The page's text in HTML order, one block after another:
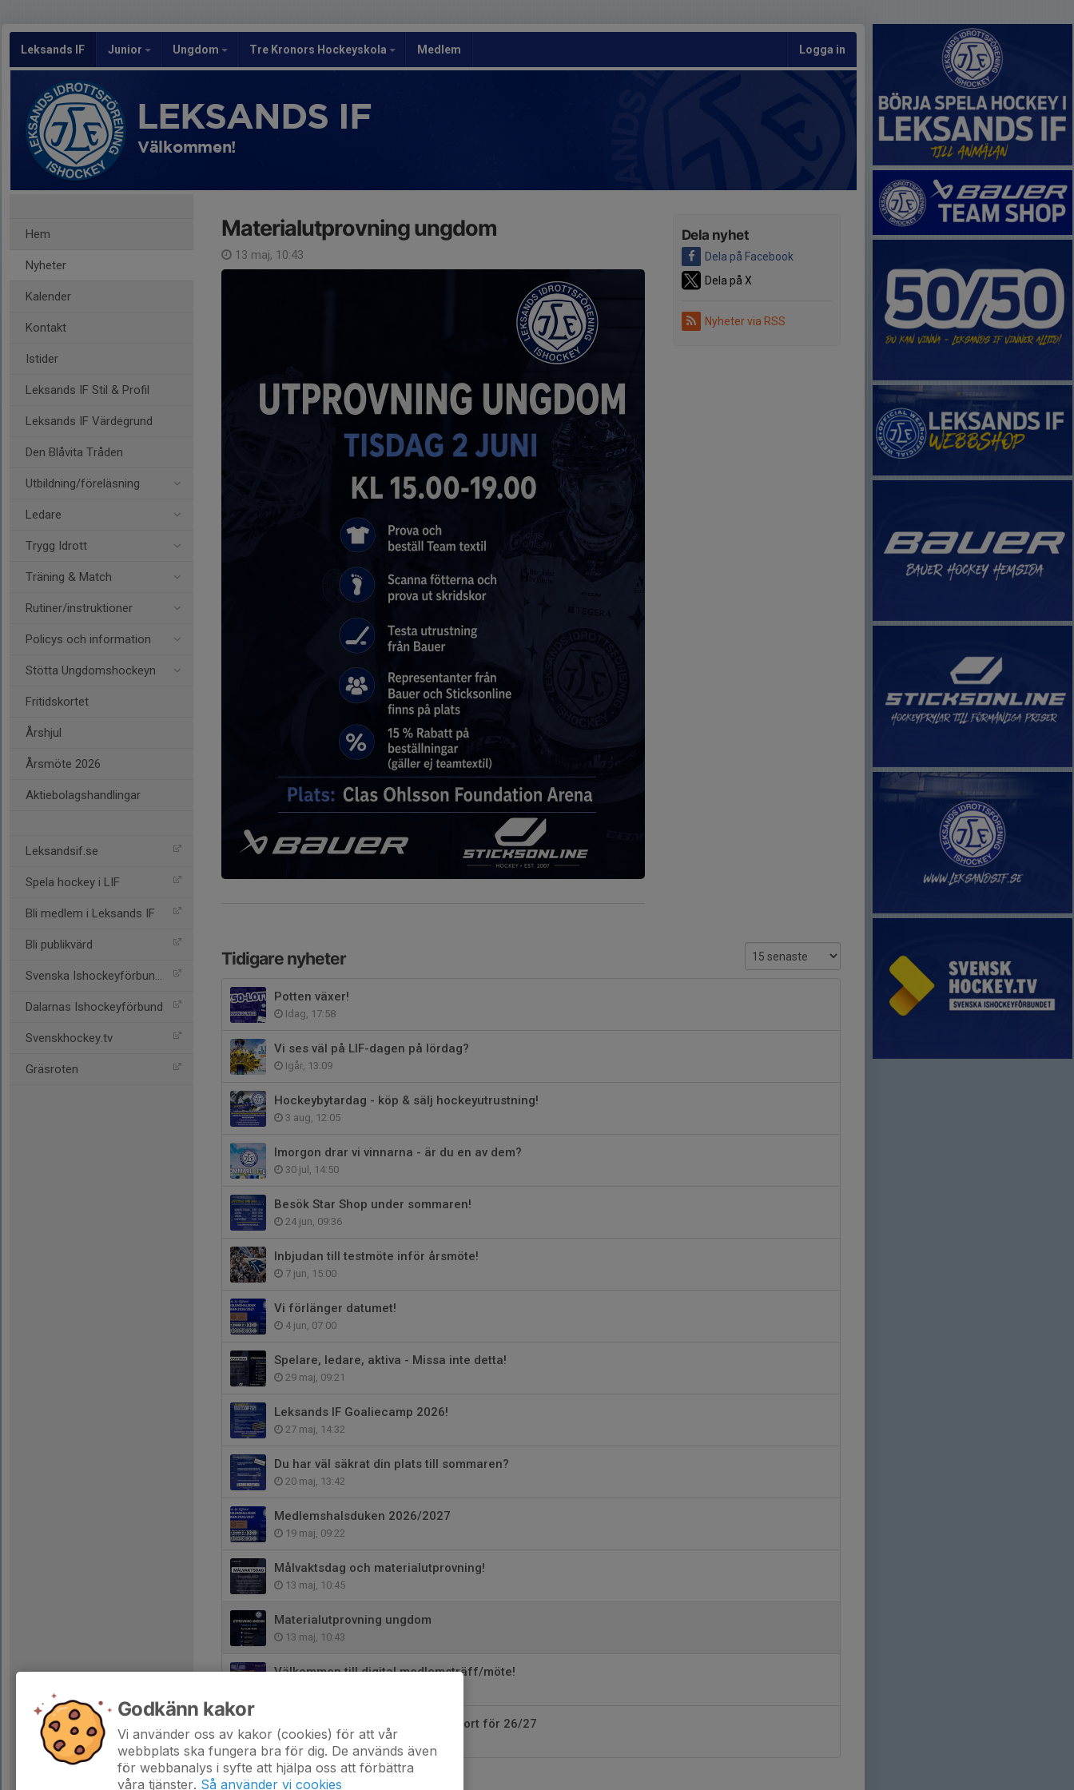
Leksands IF Junior Ungdom Tre Kronors Hockeyskola Medlem Logga in
LEKSANDS IF
Välkommen!
Hem
Nyheter
Kalender
Kontakt
Istider
Leksands IF Stil & Profil
Leksands IF Värdegrund
Den Blåvita Tråden
Utbildning/föreläsning
Ledare
Trygg Idrott
Träning & Match
Rutiner/instruktioner
Policys och information
Stötta Ungdomshockeyn
Fritidskortet
Årshjul
Årsmöte 2026
Aktiebolagshandlingar
Leksandsif.se
Spela hockey i LIF
Bli medlem i Leksands IF
Bli publikvärd
Svenska Ishockeyförbundet
Dalarnas Ishockeyförbund
Svenskhockey.tv
Gräsroten
Dela nyhet
Dela på Facebook
Dela på X
Nyheter via RSS
Materialutprovning ungdom
13 maj, 10:43
Tidigare nyheter
Potten växer!
Idag, 17:58
Vi ses väl på LIF-dagen på lördag?
Igår, 13:09
Hockeybytardag - köp & sälj hockeyutrustning!
3 aug, 12:05
Imorgon drar vi vinnarna - är du en av dem?
30 jul, 14:50
Besök Star Shop under sommaren!
24 jun, 09:36
Inbjudan till testmöte inför årsmöte!
7 jun, 15:00
Vi förlänger datumet!
4 jun, 07:00
Spelare, ledare, aktiva - Missa inte detta!
29 maj, 09:21
Leksands IF Goaliecamp 2026!
27 maj, 14:32
Du har väl säkrat din plats till sommaren?
20 maj, 13:42
Medlemshalsduken 2026/2027
19 maj, 09:22
Målvaktsdag och materialutprovning!
13 maj, 10:45
Materialutprovning ungdom
13 maj, 10:43
Välkommen till digital medlemsträff/möte!
Nu kan du förlänga ditt säsongskort för 26/27
5 maj, 10:47
Godkänn kakor
Vi använder oss av kakor (cookies) för att vår
webbplats ska fungera bra för dig. De används även
för webbanalys i syfte att hjälpa oss att förbättra
våra tjänster. Så använder vi cookies